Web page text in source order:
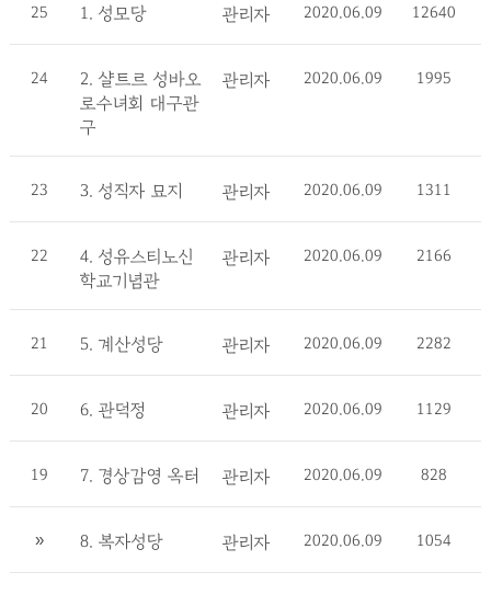
25 1. 성모당 관리자 2020.06.09 12640
24
2. 샬트르 성바오
로수녀회 대구관
구
관리자 2020.06.09 1995
23 3. 성직자 묘지 관리자 2020.06.09 1311
22
4. 성유스티노신
학교기념관
관리자 2020.06.09 2166
21 5. 계산성당 관리자 2020.06.09 2282
20 6. 관덕정 관리자 2020.06.09 1129
19 7. 경상감영 옥터 관리자 2020.06.09 828
» 8. 복자성당 관리자 2020.06.09 1054